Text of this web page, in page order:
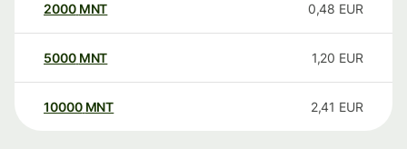
2000 MNT 0,48 EUR
5000 MNT 1,20 EUR
10000 MNT 2,41 EUR